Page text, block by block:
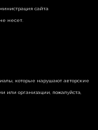
сайта
несет.
которые нарушают авторские
организации, пожалуйста,